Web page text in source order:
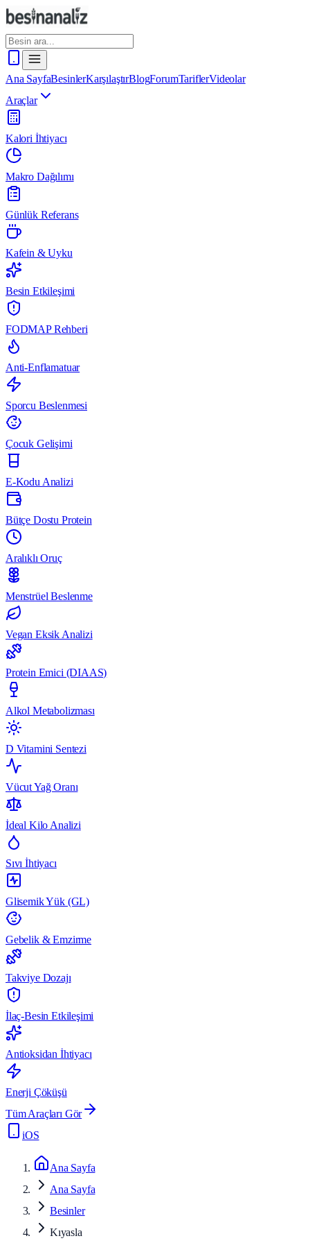
Ana SayfaBesinlerKarşılaştırBlogForumTariflerVideolar
Araçlar
Kalori İhtiyacı
Makro Dağılımı
Günlük Referans
Kafein & Uyku
Besin Etkileşimi
FODMAP Rehberi
Anti-Enflamatuar
Sporcu Beslenmesi
Çocuk Gelişimi
E-Kodu Analizi
Bütçe Dostu Protein
Aralıklı Oruç
Menstrüel Beslenme
Vegan Eksik Analizi
Protein Emici (DIAAS)
Alkol Metabolizması
D Vitamini Sentezi
Vücut Yağ Oranı
İdeal Kilo Analizi
Sıvı İhtiyacı
Glisemik Yük (GL)
Gebelik & Emzirme
Takviye Dozajı
İlaç-Besin Etkileşimi
Antioksidan İhtiyacı
Enerji Çöküşü
Tüm Araçları Gör
iOS
Ana Sayfa
Ana Sayfa
Besinler
Kıyasla